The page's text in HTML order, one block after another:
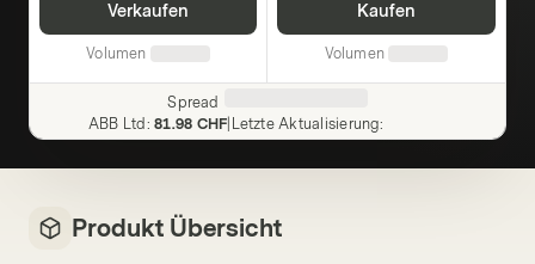
Verkaufen
Volumen
Kaufen
Volumen
Spread
ABB Ltd : 81.98 CHF Letzte Aktualisierung:
Produkt Übersicht